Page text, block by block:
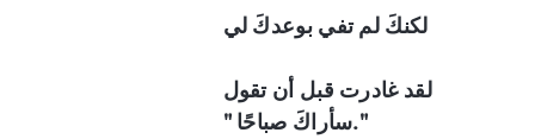
لكنكَ لم تفي بوعدكَ لي
لقد غادرت قبل أن تقول
" سأراكَصباحًا."